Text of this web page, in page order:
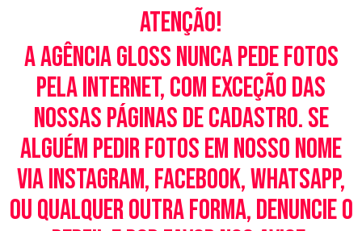
Atenção!
A Agência Gloss nunca pede fotos
pela Internet, com exceção das
nossas páginas de cadastro. Se
alguém pedir fotos em nosso nome
via Instagram, Facebook, WhatsApp,
ou qualquer outra forma, denuncie o